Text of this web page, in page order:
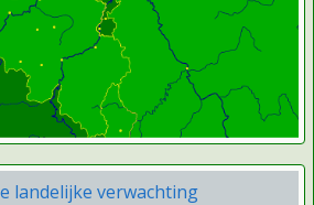
landelijke verwachting